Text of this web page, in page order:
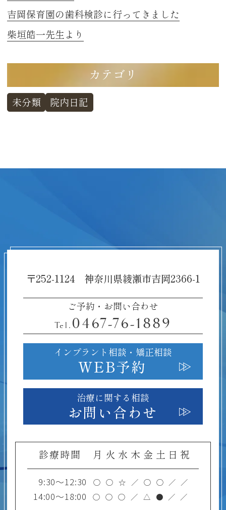
吉岡保育園の歯科検診に行ってきました
柴垣皓一先生より
カテゴリ
未分類 院内日記
〒252-1124 神奈川県綾瀬市吉岡2366-1
ご予約・お問い合わせ
Tel. 0467-76-1889
インプラント相談・ 矯正相談
WEB予約
治療に関する相談
お問い合わせ
診療時間 月 火 水 木 金 土 日 祝
9:30～12:30 ○ ○ ☆ ／ ○ ○ ／ ／
14:00～18:00 ○ ○ ○ ／ △ ● ／ ／